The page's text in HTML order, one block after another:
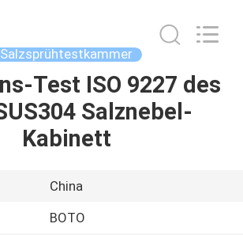
Salzsprühtestkammer
Test ISO 9227 des
Salznebel-
Kabinett
China
BOTO